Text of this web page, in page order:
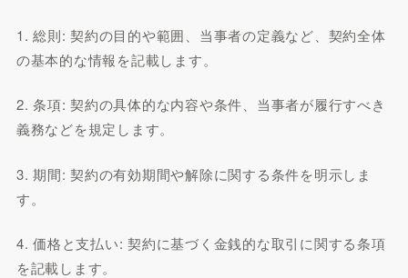
1. 総則: 契約の目的や範囲、当事者の定義など、契約全体
の基本的な情報を記載します。
2. 条項: 契約の具体的な内容や条件、当事者が履行すべき
義務などを規定します。
3. 期間: 契約の有効期間や解除に関する条件を明示しま
す。
4. 価格と支払い: 契約に基づく金銭的な取引に関する条項
を記載します。